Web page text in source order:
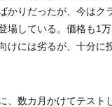
かりだったが、今はク
場している。価格も1
けには劣るが、十分に
、数カ月かけてテスト